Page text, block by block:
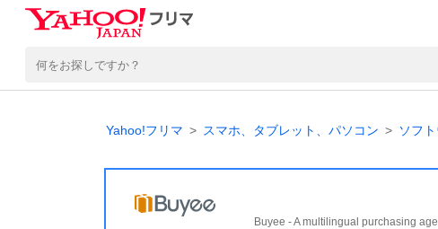
Yahoo!フリマ スマホ、タブレット、パソコン ソフ
Buyee - A multilingual purchasing